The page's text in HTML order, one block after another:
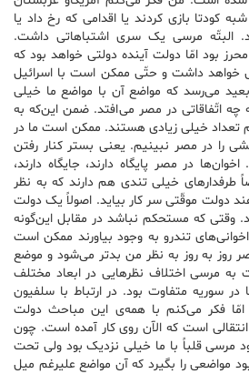
کودتا بازی کردند یا اقدامی که رخ داد یا
البتّه مرسی یک سری اشتباهاتی داشت.
بود امّا دولت آینده دولتی خواهد بود که
خواهد داشت و حتّی ممکن است با اسرائیل
می‌رسد که مواضع آن با مواضع ما خیلی
چه اتّفاقاتی در مصر می‌افتد. ضمن این‌که به
خیلی زیادی هستند. ممکن است ما در
را در مصر نبینیم. یعنی بستر کنار رفتن
در مصر پایگاه دارند، جایگاه دارند،
طرفدارهای خیلی تندی هم دارند که به نظر
دولت موقّتی سر کار بیاید. اصولاً یک دولت
وقتی که مستحکم نباشد در مقابل این‌گونه
تندرو به وجود بیاورند ممکن است
روز به روز به نظر من بدتر می‌شود و موضع
به مرسی اختلاف نظرهایی در ابعاد مختلف
سوریه متفاوت بود. در ارتباط با سلفیون
امّا فکر می‌کنم با همه‌ی این مباحث دولت
انتقالی است که الآن روی کار آمده است. چون
قلباً با ما خیلی نزدیک بود ولی تحت
مواضعی را بگیرد که آن مواضع علیرغم میل